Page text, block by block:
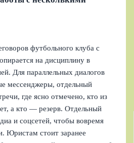
футбольного клуба с
на дисциплину в
Для параллельных диалогов
мессенджеры, отдельный
где ясно отмечено, кто из
а кто — резерв. Отдельный
и соцсетей, чтобы вовремя
Юристам стоит заранее